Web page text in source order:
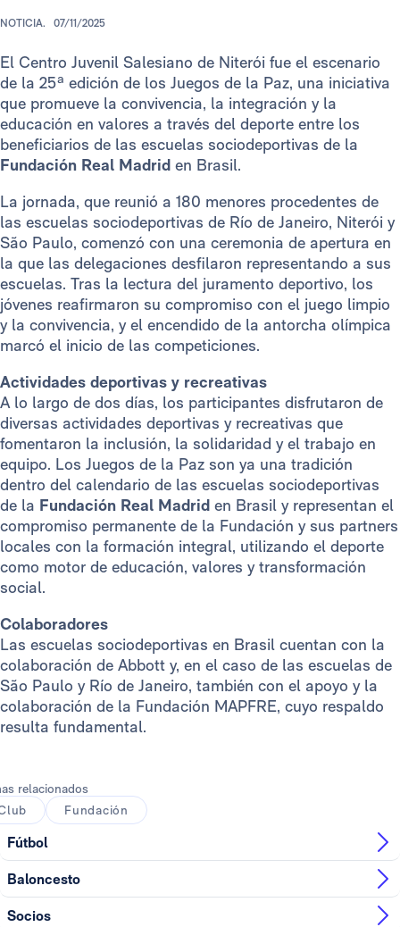
NOTICIA. 07/11/2025
El Centro Juvenil Salesiano de Niterói fue el escenario
de la 25ª edición de los Juegos de la Paz, una iniciativa
que promueve la convivencia, la integración y la
educación en valores a través del deporte entre los
beneficiarios de las escuelas sociodeportivas de la
Fundación Real Madrid en Brasil.
La jornada, que reunió a 180 menores procedentes de
las escuelas sociodeportivas de Río de Janeiro, Niterói y
São Paulo, comenzó con una ceremonia de apertura en
la que las delegaciones desfilaron representando a sus
escuelas. Tras la lectura del juramento deportivo, los
jóvenes reafirmaron su compromiso con el juego limpio
y la convivencia, y el encendido de la antorcha olímpica
marcó el inicio de las competiciones.
Actividades deportivas y recreativas
A lo largo de dos días, los participantes disfrutaron de
diversas actividades deportivas y recreativas que
fomentaron la inclusión, la solidaridad y el trabajo en
equipo. Los Juegos de la Paz son ya una tradición
dentro del calendario de las escuelas sociodeportivas
de la Fundación Real Madrid en Brasil y representan el
compromiso permanente de la Fundación y sus partners
locales con la formación integral, utilizando el deporte
como motor de educación, valores y transformación
social.
Colaboradores
Las escuelas sociodeportivas en Brasil cuentan con la
colaboración de Abbott y, en el caso de las escuelas de
São Paulo y Río de Janeiro, también con el apoyo y la
colaboración de la Fundación MAPFRE, cuyo respaldo
resulta fundamental.
relacionados
Fundación
Fútbol
Baloncesto
Socios